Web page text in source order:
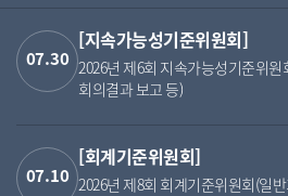
07.30
[지속가능성기준위원회]
2026년 제6회 지속가능성기준위원
회의결과 보고 등)
07.10
[회계기준위원회]
2026년 제8회 회계기준위원회(일